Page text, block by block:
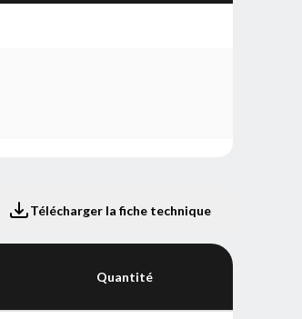
Télécharger la fiche technique
Quantité